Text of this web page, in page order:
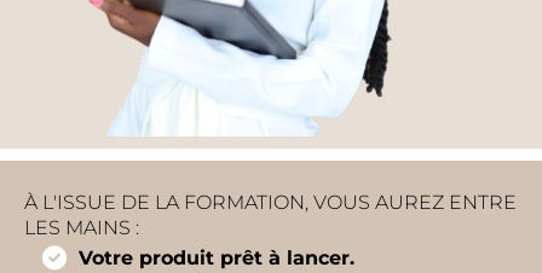
À L'ISSUE DE LA FORMATION, VOUS AUREZ ENTRE
LES MAINS :
Votre produit prêt à lancer.